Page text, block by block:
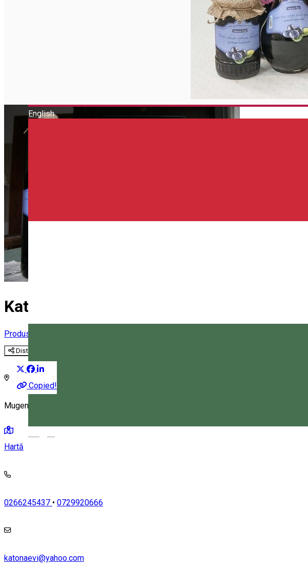
English
Katona D. Irén
Produs tradițional secuiesc
Distribuie
Copied!
Mugeni 537205, Romania
Hartă
0266245437 • 0729920666
katonaevi@yahoo.com